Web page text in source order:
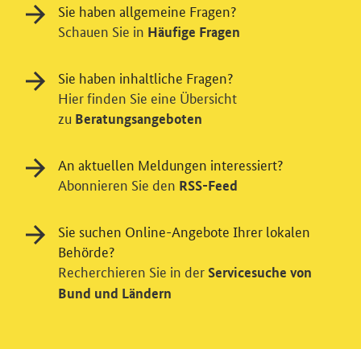
Einwilligung in Tracking und / oder
Wir bitten Sie an dieser Stelle um Ihre Einwilligung für
verschiedene Zusatzdienste unserer Webseite: Wir
möchten die Nutzeraktivität mit Hilfe
datenschutzfreundlicher Statistiken verstehen, um
Sie haben allgemeine Fragen?
Schauen Sie in Häufige Fragen
Sie haben inhaltliche Fragen?
Hier finden Sie eine Übersicht
zu Beratungsangeboten
An aktuellen Meldungen interessiert?
Abonnieren Sie den RSS-Feed
Sie suchen Online-Angebote Ihrer lokalen
Behörde?
Recherchieren Sie in der Servicesuche von
Bund und Ländern